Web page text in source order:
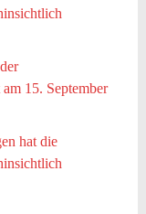
15. September
hat die